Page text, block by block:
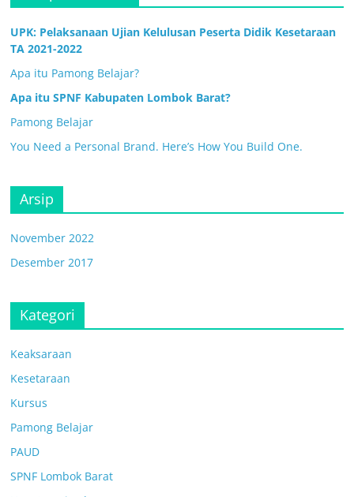
UPK: Pelaksanaan Ujian Kelulusan Peserta Didik Kesetaraan
TA 2021-2022
Apa itu Pamong Belajar?
Apa itu SPNF Kabupaten Lombok Barat?
Pamong Belajar
You Need a Personal Brand. Here’s How You Build One.
Arsip
November 2022
Desember 2017
Kategori
Keaksaraan
Kesetaraan
Kursus
Pamong Belajar
PAUD
SPNF Lombok Barat